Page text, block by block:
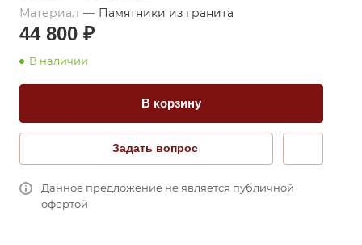
Материал — Памятники из гранита
44 800 ₽
В наличии
В корзину
Задать вопрос
Данное предложение не является публичной
офертой